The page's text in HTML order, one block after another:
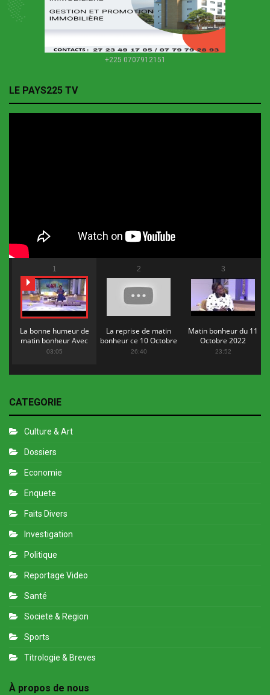
+225 0707912151
LE PAYS225 TV
1
La bonne humeur de
matin bonheur Avec
Flopy Mendosa
03:05
2
La reprise de matin
bonheur ce 10 Octobre
2022
26:40
3
Matin bonheur du 11
Octobre 2022
23:52
CATEGORIE
Culture & Art
Dossiers
Economie
Enquete
Faits Divers
Investigation
Politique
Reportage Video
Santé
Societe & Region
Sports
Titrologie & Breves
À propos de nous